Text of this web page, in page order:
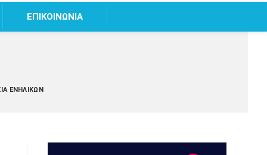
EΠΙΚΟΙΝΩΝΙΑ
ΕΝΗΛΊΚΩΝ